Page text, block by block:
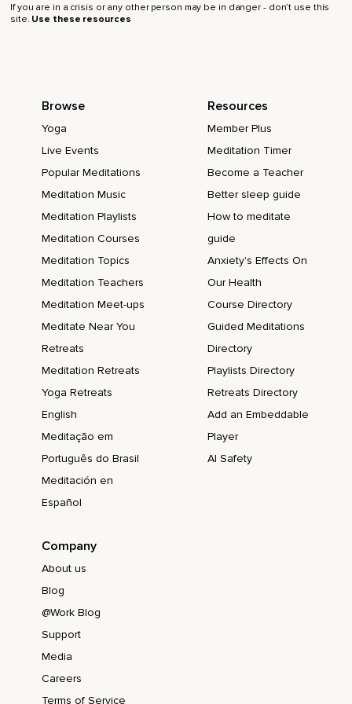
If you are in a crisis or any other person may be in danger - don’t use this
site. Use these resources
Browse
Yoga
Live Events
Popular Meditations
Meditation Music
Meditation Playlists
Meditation Courses
Meditation Topics
Meditation Teachers
Meditation Meet-ups
Meditate Near You
Retreats
Meditation Retreats
Yoga Retreats
English
Meditação em
Português do Brasil
Meditación en
Español
Resources
Member Plus
Meditation Timer
Become a Teacher
Better sleep guide
How to meditate
guide
Anxiety's Effects On
Our Health
Course Directory
Guided Meditations
Directory
Playlists Directory
Retreats Directory
Add an Embeddable
Player
AI Safety
Company
About us
Blog
@Work Blog
Support
Media
Careers
Terms of Service